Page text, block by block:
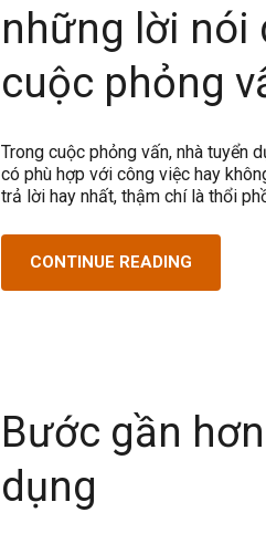
những lời nói
cuộc phỏng
Trong cuộc phỏng vấn, nhà tuyển
có phù hợp với công việc hay
trả lời hay nhất, thậm chí là thổi
CONTINUE READING
Bước gần
dụng